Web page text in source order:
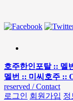
호주한인포탈 :: 멜
멜번 :: 미씨호주 ::
reserved / Contact
로그인 회원가입 정